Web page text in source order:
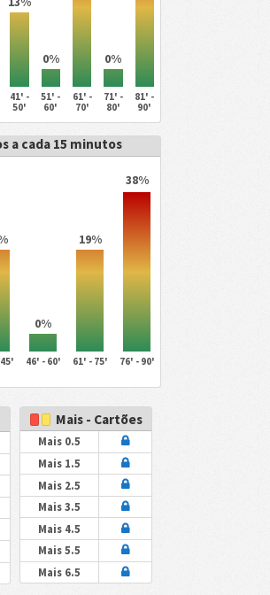
0% 0%
41' -
50'
51' -
60'
61' -
70'
71' -
80'
81' -
90'
a cada 15 minutos
0%
19%
38%
46' - 60' 61' - 75' 76' - 90'
Mais - Cartões
Mais 0.5
Mais 1.5
Mais 2.5
Mais 3.5
Mais 4.5
Mais 5.5
Mais 6.5